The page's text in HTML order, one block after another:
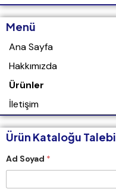
Menü
Ana Sayfa
Hakkımızda
Ürünler
İletişim
Ürün Kataloğu Talebi
d
S
y
Ad Soyad *